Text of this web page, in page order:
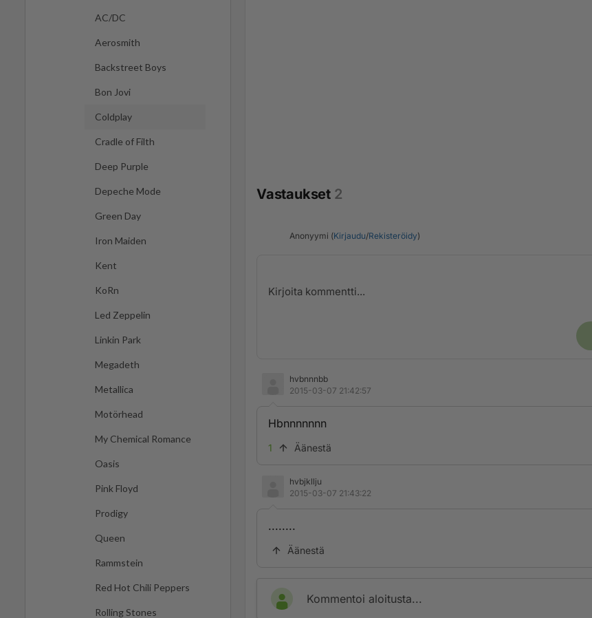
AC/DC
Aerosmith
Backstreet Boys
Bon Jovi
Coldplay
Cradle of Filth
Deep Purple
Depeche Mode
Green Day
Iron Maiden
Kent
KoRn
Led Zeppelin
Linkin Park
Megadeth
Metallica
Motörhead
My Chemical Romance
Oasis
Pink Floyd
Prodigy
Queen
Rammstein
Red Hot Chili Peppers
Rolling Stones
Vastaukset 2
Anonyymi (Kirjaudu/Rekisteröidy)
hvbnnnbb
2015-03-07 21:42:57
Hbnnnnnnn
1 Äänestä
hvbjkllju
2015-03-07 21:43:22
........
Äänestä
Kommentoi aloitusta...